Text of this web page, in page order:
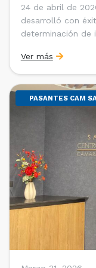
24 de abril de
desarrolló con
determinación de
Universidad
de la Universidad
[…]
Ver más
PASANTES CAM